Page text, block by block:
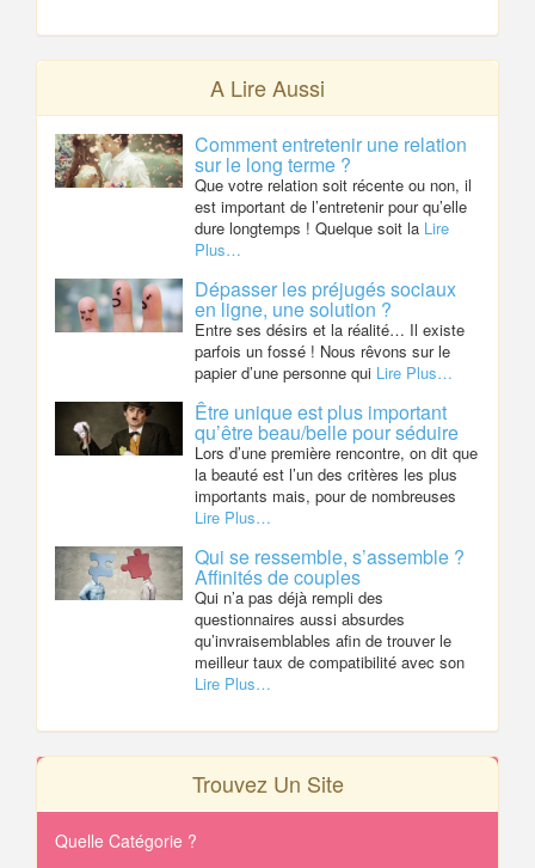
A Lire Aussi
Comment entretenir une relation
sur le long terme ?
Que votre relation soit récente ou non, il
est important de l’entretenir pour qu’elle
dure longtemps ! Quelque soit la Lire
Plus…
Dépasser les préjugés sociaux
en ligne, une solution ?
Entre ses désirs et la réalité… Il existe
parfois un fossé ! Nous rêvons sur le
papier d’une personne qui Lire Plus…
Être unique est plus important
qu’être beau/belle pour séduire
Lors d’une première rencontre, on dit que
la beauté est l’un des critères les plus
importants mais, pour de nombreuses
Lire Plus…
Qui se ressemble, s’assemble ?
Affinités de couples
Qui n’a pas déjà rempli des
questionnaires aussi absurdes
qu’invraisemblables afin de trouver le
meilleur taux de compatibilité avec son
Lire Plus…
Trouvez Un Site
Quelle Catégorie ?